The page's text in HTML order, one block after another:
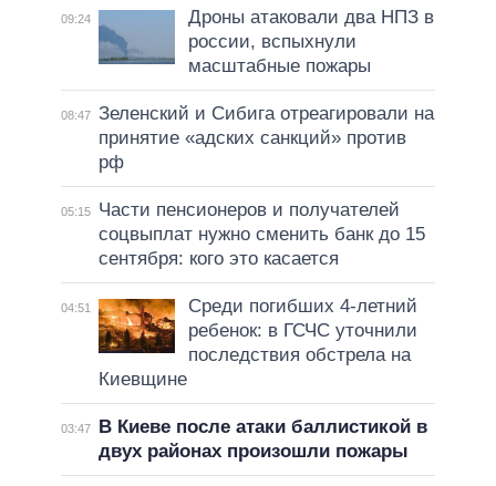
09:24
Дроны атаковали два НПЗ в
россии, вспыхнули
масштабные пожары
08:47 Зеленский и Сибига отреагировали на
принятие «адских санкций» против
рф
05:15
Части пенсионеров и получателей
соцвыплат нужно сменить банк до 15
сентября: кого это касается
04:51
Среди погибших 4-летний
ребенок: в ГСЧС уточнили
последствия обстрела на
Киевщине
03:47
В Киеве после атаки баллистикой в
двух районах произошли пожары